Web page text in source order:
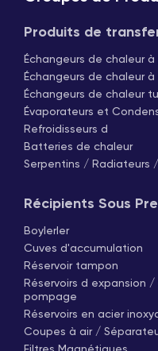
Produits de
Échangeurs de chaleur
Échangeurs de chaleur
Échangeurs de chaleur
Évaporateurs et
Refroidisseurs d
Batteries de chaleur
Serpentins / Radiateurs
Récipients Sous
Boylerler
Cuves d'accumulation
Réservoir tampon
Réservoirs d expansion
pompage
Réservoirs en acier
Coupes à air /